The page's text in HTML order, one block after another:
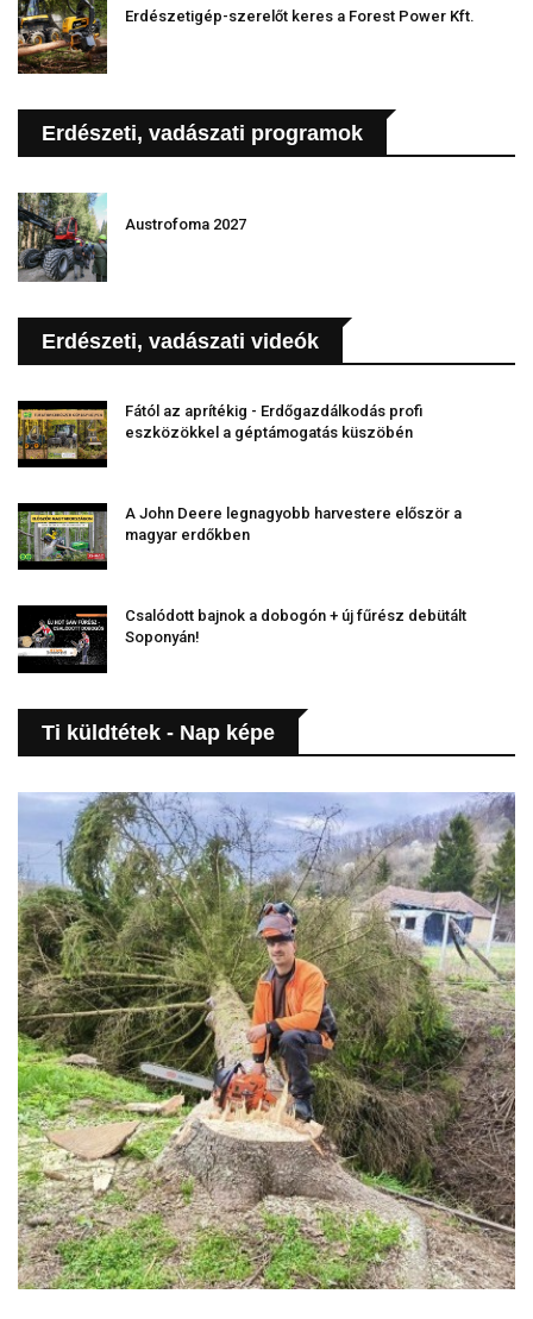
Erdészetigép-szerelőt keres a Forest Power Kft.
Erdészeti, vadászati programok
Austrofoma 2027
Erdészeti, vadászati videók
Fától az aprítékig - Erdőgazdálkodás profi
eszközökkel a géptámogatás küszöbén
A John Deere legnagyobb harvestere először a
magyar erdőkben
Csalódott bajnok a dobogón + új fűrész debütált
Soponyán!
Ti küldtétek - Nap képe